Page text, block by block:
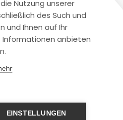
Nutzung unserer
des Such und
und Ihnen auf Ihr
anbieten
EINSTELLUNGEN